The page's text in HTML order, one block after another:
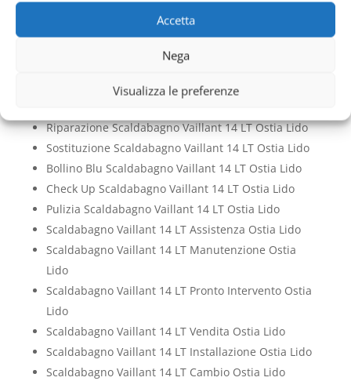
Accetta
Nega
Visualizza le preferenze
Lido
Pronto Intervento Scaldabagno Vaillant 14 LT Ostia
Vendita Scaldabagno Vaillant 14 LT Ostia Lido
Installazione Scaldabagno Vaillant 14 LT Ostia Lido
Riparazione Scaldabagno Vaillant 14 LT Ostia Lido
Sostituzione Scaldabagno Vaillant 14 LT Ostia Lido
Bollino Blu Scaldabagno Vaillant 14 LT Ostia Lido
Check Up Scaldabagno Vaillant 14 LT Ostia Lido
Pulizia Scaldabagno Vaillant 14 LT Ostia Lido
Scaldabagno Vaillant 14 LT Assistenza Ostia Lido
Scaldabagno Vaillant 14 LT Manutenzione Ostia
Lido
Scaldabagno Vaillant 14 LT Pronto Intervento Ostia
Lido
Scaldabagno Vaillant 14 LT Vendita Ostia Lido
Scaldabagno Vaillant 14 LT Installazione Ostia Lido
Scaldabagno Vaillant 14 LT Cambio Ostia Lido